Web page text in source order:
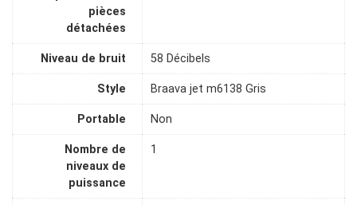
pièces
détachées
Niveau de bruit 58 Décibels
Style Braava jet m6138 Gris
Portable Non
Nombre de
niveaux de
puissance
1